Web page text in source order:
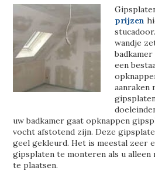
prijzen
wandje
een
aanraken
uw badkamer gaat opknappen
vocht afstotend zijn. Deze
geel gekleurd. Het is meestal zeer
gipsplaten te monteren als u alleen
te plaatsen.